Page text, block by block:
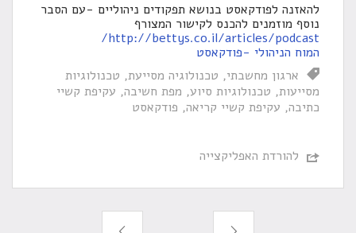
להאזנה לפודקאסט בנושא תפקודים ניהוליים -עם הסבר
נוסף מוזמנים להכנס לקישור המצורף
http://bettys.co.il/articles/podcast/
המוח הניהולי -פודקאסט
ארגון מחשבתי טכנולוגיה מסייעת טכנולוגיות
מסייעות טכנולוגיות סיוע מפת חשיבה
עקיפת קשיי
עקיפת קשיי קריאה פודקאסט
להורדת האפליקצייה